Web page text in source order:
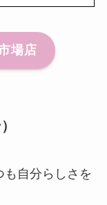
場店
も自分らしさを